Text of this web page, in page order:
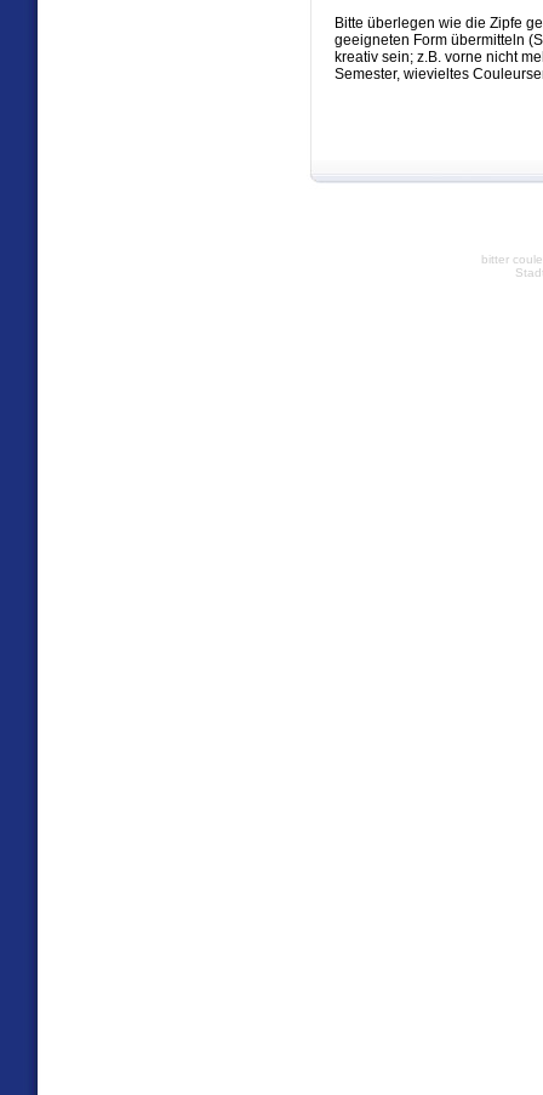
Bitte überlegen wie die Zipfe
geeigneten Form übermitteln
kreativ sein; z.B. vorne nicht
Semester, wievieltes
bitter